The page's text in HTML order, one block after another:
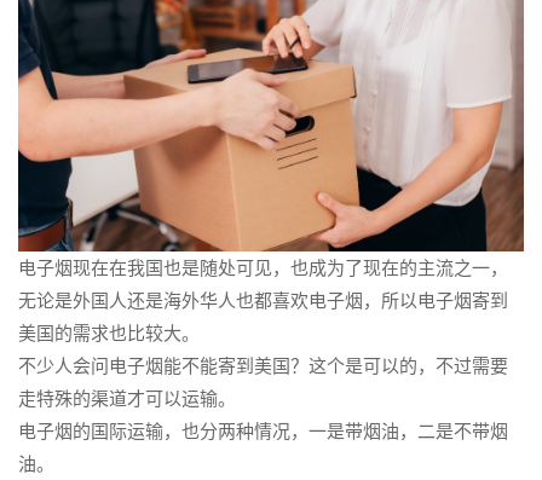
电子烟现在在我国也是随处可见，也成为了现在的主流之一，
无论是外国人还是海外华人也都喜欢电子烟，所以电子烟寄到
美国的需求也比较大。
不少人会问电子烟能不能寄到美国？这个是可以的，不过需要
走特殊的渠道才可以运输。
电子烟的国际运输，也分两种情况，一是带烟油，二是不带烟
油。